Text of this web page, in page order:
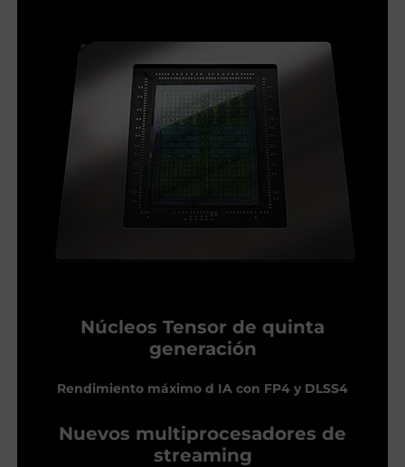
Núcleos Tensor de quinta
generación
Rendimiento máximo d IA con FP4 y DLSS4
Nuevos multiprocesadores de
streaming